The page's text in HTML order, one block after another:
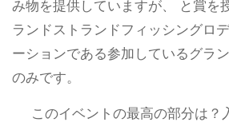
み物を提供していますが、 と賞を
ランドストランドフィッシングロ
ーションである参加しているグラ
のみです。
このイベントの最高の部分は？